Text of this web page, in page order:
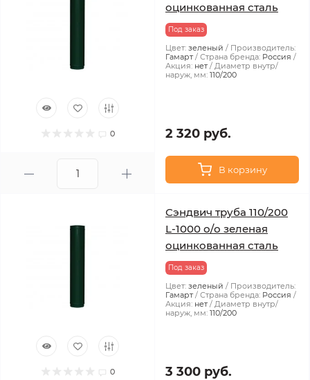
0
оцинкованная сталь
Под заказ
Цвет: зеленый
Производитель:
Гамарт
Страна бренда: Россия
Акция: нет
Диаметр внутр/
наруж, мм: 110/200
2 320 руб.
В корзину
0
Сэндвич труба 110/200
L-1000 о/о зеленая
оцинкованная сталь
Под заказ
Цвет: зеленый
Производитель:
Гамарт
Страна бренда: Россия
Акция: нет
Диаметр внутр/
наруж, мм: 110/200
3 300 руб.